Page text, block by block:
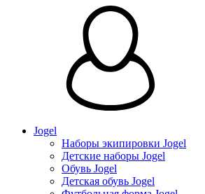
Jogel
Наборы экипировки Jogel
Детские наборы Jogel
Обувь Jogel
Детская обувь Jogel